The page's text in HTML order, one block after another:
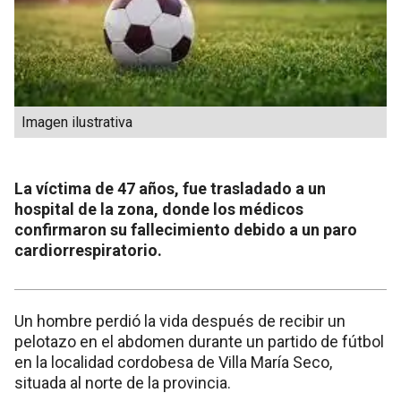
Imagen ilustrativa
La víctima de 47 años, fue trasladado a un
hospital de la zona, donde los médicos
confirmaron su fallecimiento debido a un paro
cardiorrespiratorio.
Un hombre perdió la vida después de recibir un
pelotazo en el abdomen durante un partido de fútbol
en la localidad cordobesa de Villa María Seco,
situada al norte de la provincia.